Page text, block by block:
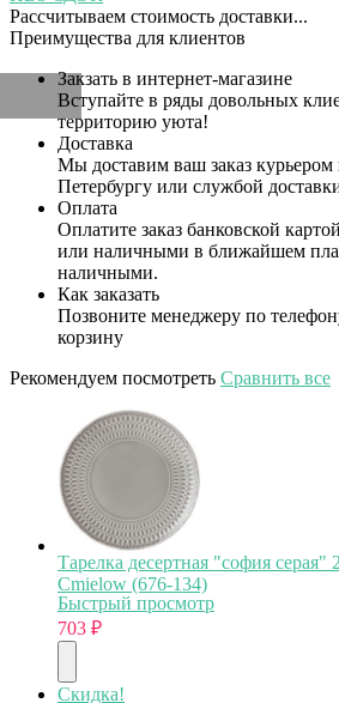
Рассчитываем стоимость доставки...
Преимущества для клиентов
Закзать в интернет-магазине
Вступайте в ряды довольных
территорию уюта!
Доставка
Мы доставим ваш заказ
Петербургу или службой
Оплата
Оплатите заказ банковской
или наличными в ближайшем
наличными.
Как заказать
Позвоните менеджеру по
корзину
Рекомендуем посмотреть Сравнить все
Тарелка десертная "софия
Cmielow (676-134)
Быстрый просмотр
703 ₽
Скидка!